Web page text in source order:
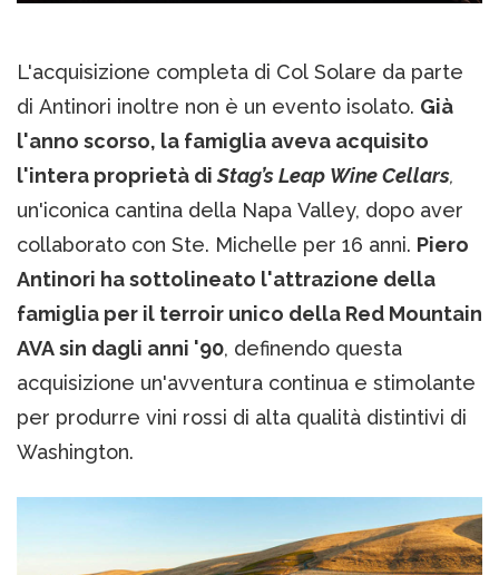
L'acquisizione completa di Col Solare da parte
di Antinori inoltre non è un evento isolato. Già
l'anno scorso, la famiglia aveva acquisito
l'intera proprietà diStag’s Leap Wine Cellars,
un'iconica cantina della Napa Valley, dopo aver
collaborato con Ste. Michelle per 16 anni. Piero
Antinori ha sottolineato l'attrazione della
famiglia per il terroir unico della Red Mountain
AVA sin dagli anni '90, definendo questa
acquisizione un'avventura continua e stimolante
per produrre vini rossi di alta qualità distintivi di
Washington.